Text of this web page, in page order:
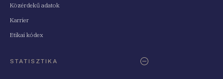
Közérdekű adatok
Karrier
Etikai kódex
STATISZTIKA